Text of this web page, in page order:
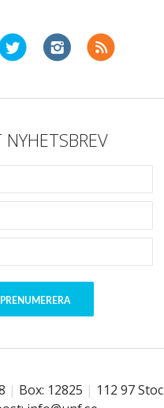
NYHETSBREV
| Box: 12825 | 112 97